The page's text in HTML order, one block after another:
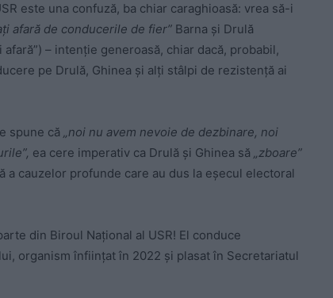
este una confuză, ba chiar caraghioasă: vrea să-i
afară de conducerile de fier” Barna și Drulă
– intenție generoasă, chiar dacă, probabil,
pe Drulă, Ghinea și alți stâlpi de rezistență ai
spune că „noi nu avem nevoie de dezbinare, noi
ea cere imperativ ca Drulă și Ghinea să „zboare”
a cauzelor profunde care au dus la eșecul electoral
din Biroul Național al USR! El conduce
organism înființat în 2022 și plasat în Secretariatul